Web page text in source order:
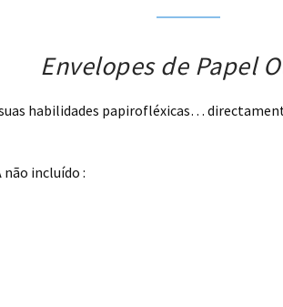
Envelopes de Papel
habilidades papirofléxicas…
não incluído :